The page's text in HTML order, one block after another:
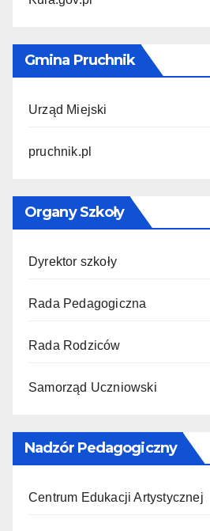
Gmina Pruchnik
Urząd Miejski
pruchnik.pl
Organy Szkoły
Dyrektor szkoły
Rada Pedagogiczna
Rada Rodziców
Samorząd Uczniowski
Nadzór Pedagogiczny
Centrum Edukacji Artystycznej